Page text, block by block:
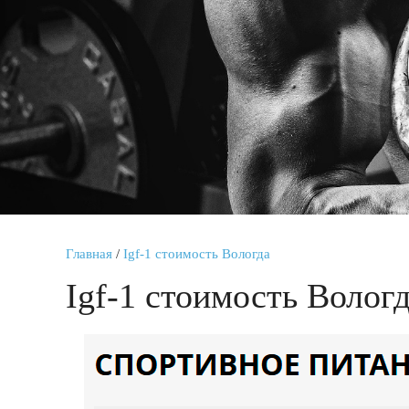
Главная / Igf-1 стоимость Вологда
Igf-1 стоимость